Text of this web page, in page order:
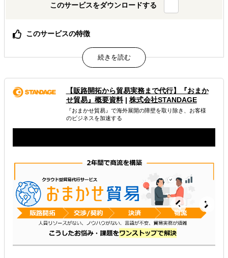
このサービスをダウンロードする
このサービスの特徴
海外進出総合支援 海外進出戦略・事業計画立案
どの国に進出するべきか決めたい
自社事業に最適な進出形態を知りたい
オンラインで販路開拓したい
【販路開拓から貿易実務まで代行】『おまか
せ貿易』概要資料| 株式会社STANDAGE
『おまかせ貿易』で海外展開の障壁を取り除き、お客様
のビジネスを加速する